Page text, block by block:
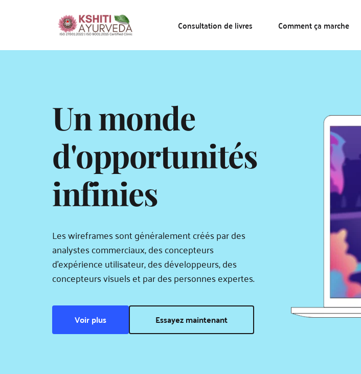
Consultation de livres Comment ça marche
Un monde
d'opportunités
infinies
Les wireframes sont généralement créés par des
analystes commerciaux, des concepteurs
d'expérience utilisateur, des développeurs, des
concepteurs visuels et par des personnes expertes.
Voir plus Essayez maintenant